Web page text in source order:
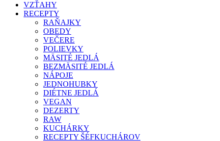
VZŤAHY
RECEPTY
RAŇAJKY
OBEDY
VEČERE
POLIEVKY
MÄSITÉ JEDLÁ
BEZMÄSITÉ JEDLÁ
NÁPOJE
JEDNOHUBKY
DIÉTNE JEDLÁ
VEGAN
DEZERTY
RAW
KUCHÁRKY
RECEPTY ŠÉFKUCHÁROV